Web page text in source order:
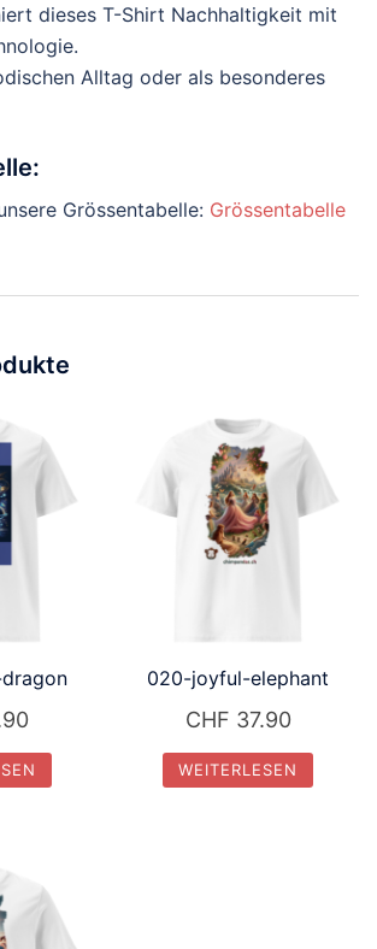
dieses T-Shirt Nachhaltigkeit mit
Alltag oder als besonderes
Grössentabelle: Grössentabelle
020-joyful-elephant
CHF 37.90
WEITERLESEN